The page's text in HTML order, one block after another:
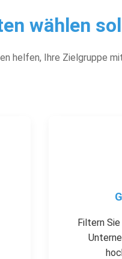
wählen
helfen, Ihre Zielgruppe
Filtern